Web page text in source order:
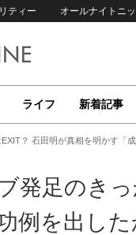
ティー オールナイトニ
ライフ 新着記事
？ 石田明が真相を明かす「
発足のき
例を出した